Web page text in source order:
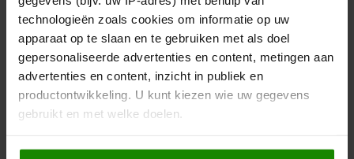
technologieën zoals cookies om informatie op uw
apparaat op te slaan en te gebruiken met als doel
gepersonaliseerde advertenties en content, metingen aan
advertenties en content, inzicht in publiek en
productontwikkeling. U kunt kiezen wie uw gegevens
gebruikt en met welke doelen.
Als u het toestaat, willen we ook graag: